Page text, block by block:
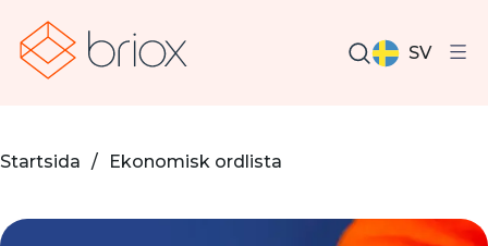
SV
Startsida / Ekonomisk ordlista